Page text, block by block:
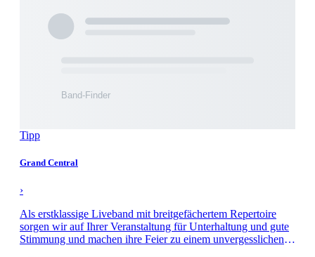
Tipp
Grand Central
›
Als erstklassige Liveband mit breitgefächertem Repertoire
sorgen wir auf Ihrer Veranstaltung für Unterhaltung und gute
Stimmung und machen ihre Feier zu einem unvergesslichen